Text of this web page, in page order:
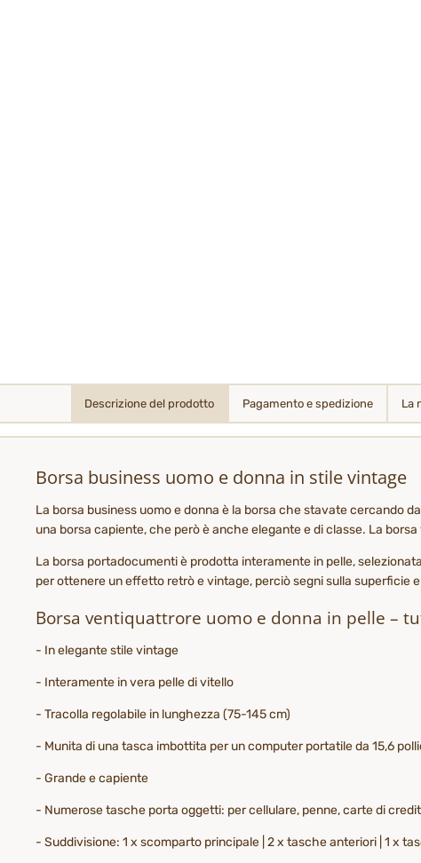
Descrizione del prodotto Pagamento e spedizione La
Borsa business uomo e donna in stile vintage
La borsa business uomo e donna è la borsa che stavate cercando
una borsa capiente, che però è anche elegante e di classe. La
La borsa portadocumenti è prodotta interamente in pelle,
per ottenere un effetto retrò e vintage, perciò segni sulla superficie
Borsa ventiquattrore uomo e donna in pelle –
- In elegante stile vintage
- Interamente in vera pelle di vitello
- Tracolla regolabile in lunghezza (75-145 cm)
- Munita di una tasca imbottita per un computer portatile da 15,6
- Grande e capiente
- Numerose tasche porta oggetti: per cellulare, penne, carte di
- Suddivisione: 1 x scomparto principale | 2 x tasche anteriori | 1 x